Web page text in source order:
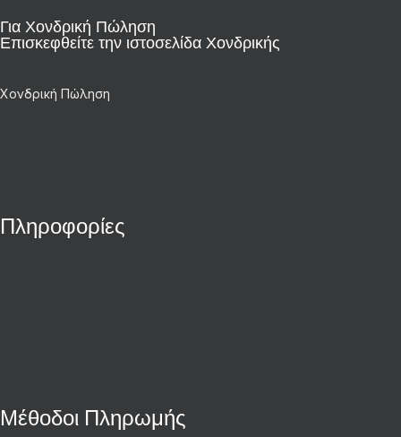
Για Χονδρική Πώληση
Επισκεφθείτε την ιστοσελίδα Χονδρικής
Χονδρική Πώληση
Πληροφορίες
Μέθοδοι Πληρωμής